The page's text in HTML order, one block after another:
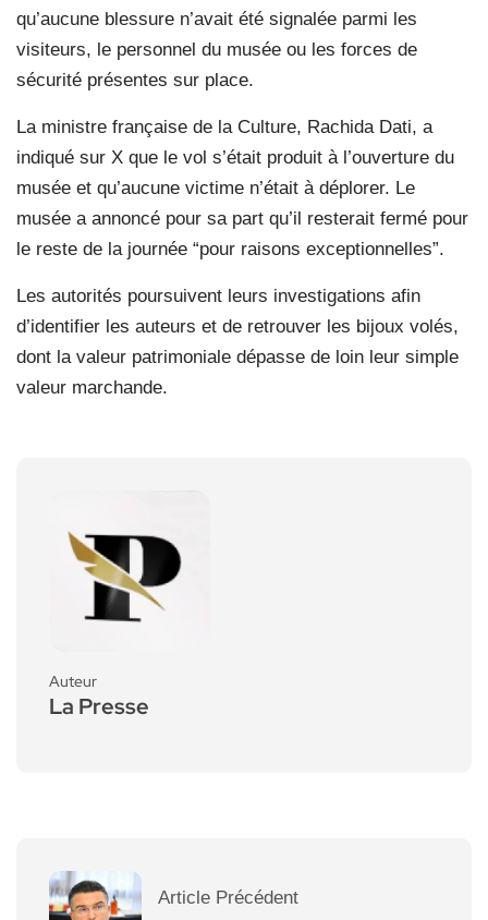
qu’aucune blessure n’avait été signalée parmi les
visiteurs, le personnel du musée ou les forces de
sécurité présentes sur place.
La ministre française de la Culture, Rachida Dati, a
indiqué sur X que le vol s’était produit à l’ouverture du
musée et qu’aucune victime n’était à déplorer. Le
musée a annoncé pour sa part qu’il resterait fermé pour
le reste de la journée “pour raisons exceptionnelles”.
Les autorités poursuivent leurs investigations afin
d’identifier les auteurs et de retrouver les bijoux volés,
dont la valeur patrimoniale dépasse de loin leur simple
valeur marchande.
Auteur
La Presse
Article Précédent